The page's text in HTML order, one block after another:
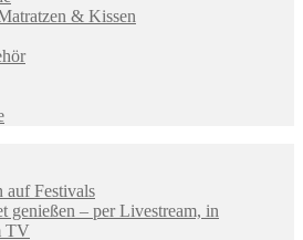
& Kissen
auf Festivals
genießen – per Livestream, in
TV